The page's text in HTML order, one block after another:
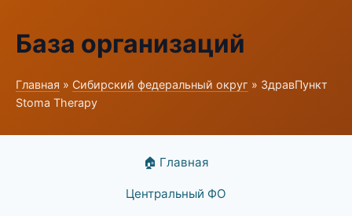
База организаций
Главная » Сибирский федеральный округ » ЗдравПункт
Stoma Therapy
🏠 Главная
Центральный ФО